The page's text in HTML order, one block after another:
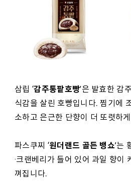
삼립 ‘감주통팥호빵’은 발효한 감
식감을 살린 호빵입니다. 찜기에
소하고 은근한 단향이 더 또렷하
파스쿠찌 ‘원더랜드 골든 뱅쇼’는
·크랜베리가 들어 있어 과일 향이
껴집니다.